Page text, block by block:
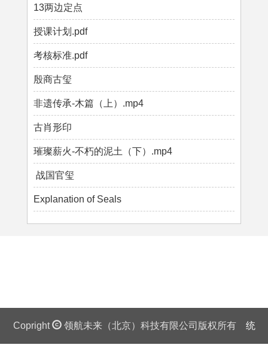
13两边定点
授课计划.pdf
考核标准.pdf
殷商古玺
非遗传承-木篇（上）.mp4
古肖形印
璀璨薪火-不朽的泥土（下）.mp4
战国官玺
Explanation of Seals
Copright 领航未来（北京）科技有限公司版权所有 统